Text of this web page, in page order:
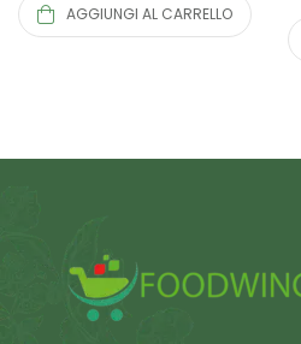
AGGIUNGI AL CARRELLO